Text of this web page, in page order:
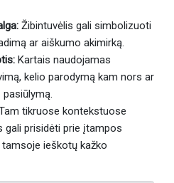
Žibintuvėlis gali simbolizuoti
ar aiškumo akimirką.
Kartais naudojamas
kelio parodymą kam nors ar
tikruose kontekstuose
gali prisidėti prie įtampos
ieškotų kažko